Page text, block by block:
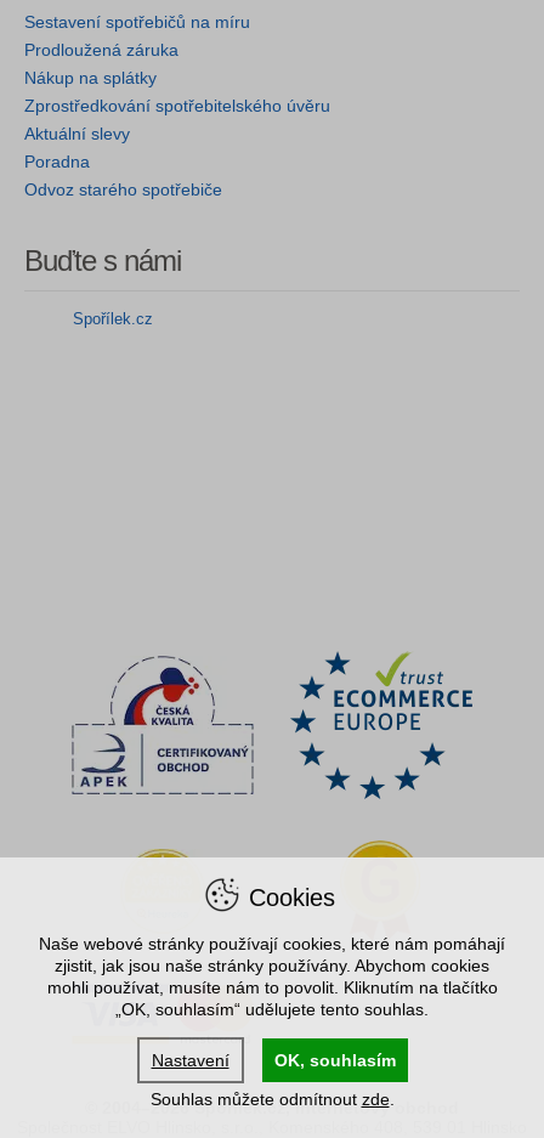
Sestavení spotřebičů na míru
Prodloužená záruka
Nákup na splátky
Zprostředkování spotřebitelského úvěru
Aktuální slevy
Poradna
Odvoz starého spotřebiče
Buďte s námi
Spořílek.cz
© 2004–2026 Spořílek.cz, internetový obchod
Cookies
Naše webové stránky používají cookies, které nám pomáhají
zjistit, jak jsou naše stránky používány. Abychom cookies
mohli používat, musíte nám to povolit. Kliknutím na tlačítko
„OK, souhlasím“ udělujete tento souhlas.
Nastavení
OK, souhlasím
Souhlas můžete odmítnout zde.